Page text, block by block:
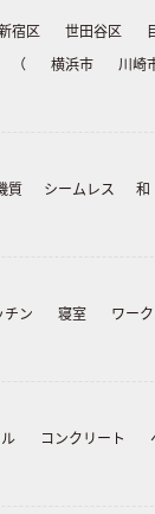
宿区 世田谷区
（ 横浜市 川崎
質 シームレス 和
チン 寝室 ワー
コンクリート